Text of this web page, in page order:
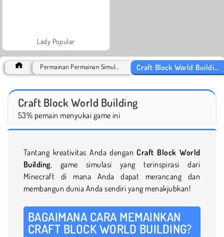
Lady Popular
Craft Block World Building
53% pemain menyukai game ini
Tantang kreativitas Anda dengan Craft Block World
Building, game simulasi yang terinspirasi dari
Minecraft di mana Anda dapat merancang dan
membangun dunia Anda sendiri yang menakjubkan!
BAGAIMANA CARA MEMAINKAN
CRAFT BLOCK WORLD BUILDING?